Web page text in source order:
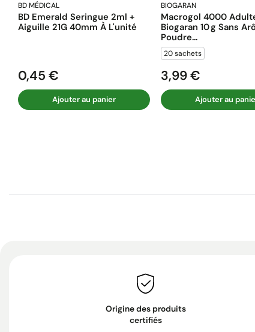
BD MÉDICAL
BD Emerald Seringue 2ml +
Aiguille 21G 40mm À L'unité
Prix
0,45 €
Ajouter au panier
BIOGARAN
Macrogol 4000
Biogaran 10 G Sans
Poudre...
20 sachets
Prix
3,99 €
Ajouter au
Origine des produits
certifiés